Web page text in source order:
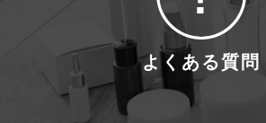
よくある質問